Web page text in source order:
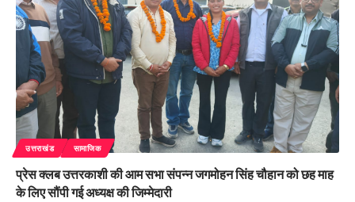
उत्तराखंड सामाजिक
प्रेस क्लब उत्तरकाशी की आम सभा संपन्न जगमोहन सिंह चौहान को छह माह
के लिए सौंपी गई अध्यक्ष की जिम्मेदारी